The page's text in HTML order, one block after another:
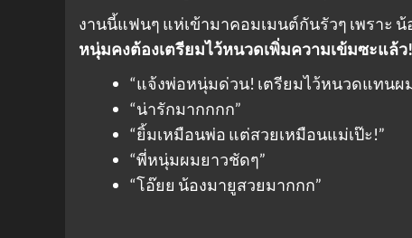
งานนี้แฟนๆ แห่เข้ามาคอมเมนต์กันรัวๆ เพราะ
หนุ่มคงต้องเตรียมไว้หนวดเพิ่มความเข้มซะแล้ว!
“แจ้งพ่อหนุ่มด่วน! เตรียมไว้หนวดแทนผ
“น่ารักมากกกก”
“ยิ้มเหมือนพ่อ แต่สวยเหมือนแม่เป๊ะ!”
“พี่หนุ่มผมยาวชัดๆ”
“โอ๊ยย น้องมายูสวยมากกก”